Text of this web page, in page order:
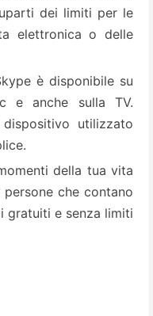
dei limiti per le
elettronica o delle
è disponibile su
e anche sulla TV.
utilizzato
della tua vita
che contano
gratuiti e senza limiti